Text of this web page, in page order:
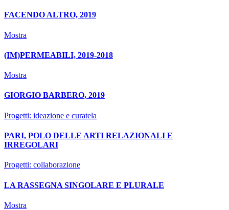
FACENDO ALTRO, 2019
Mostra
(IM)PERMEABILI, 2019-2018
Mostra
GIORGIO BARBERO, 2019
Progetti: ideazione e curatela
PARI, POLO DELLE ARTI RELAZIONALI E
IRREGOLARI
Progetti: collaborazione
LA RASSEGNA SINGOLARE E PLURALE
Mostra